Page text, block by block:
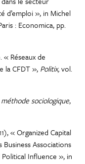
d’emploi », in Michel
: Economica, pp.
Réseaux de
la CFDT », Politix,vol.
sociologique,
« Organized Capital
Associations
Influence », in